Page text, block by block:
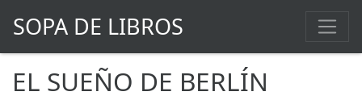
SOPA DE LIBROS
EL SUEÑO DE BERLÍN